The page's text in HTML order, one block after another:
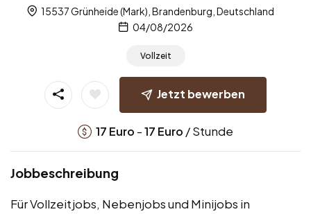
15537 Grünheide (Mark), Brandenburg, Deutschland
04/08/2026
Vollzeit
Jetzt bewerben
17 Euro -17 Euro / Stunde
Jobbeschreibung
Für Vollzeitjobs, Nebenjobs und Minijobs in